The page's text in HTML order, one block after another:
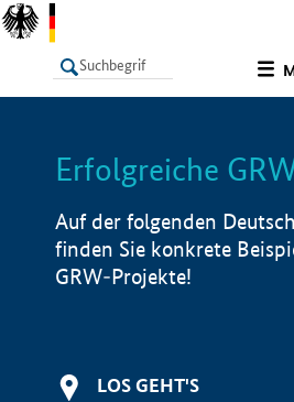
LISTE
Erfolgreiche
Auf der folgenden
finden Sie konkrete
GRW-Projekte!
LOS GEHT'S